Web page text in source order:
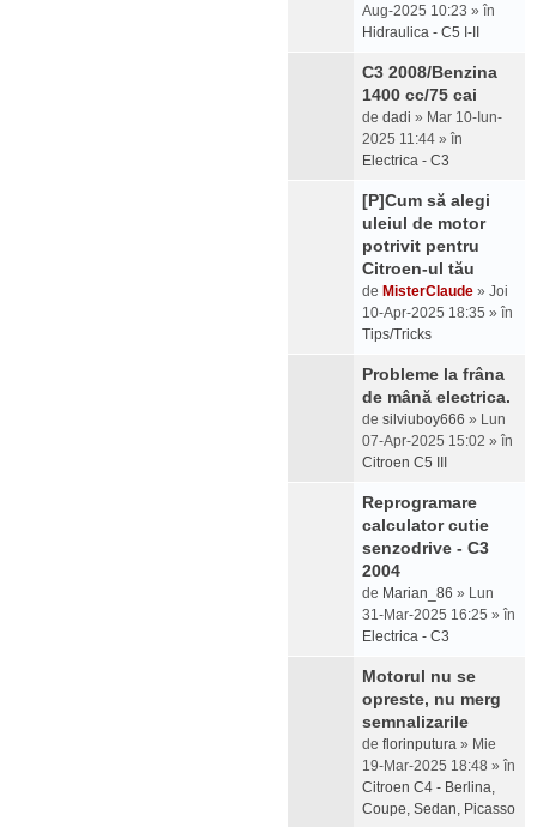
Aug-2025 10:23 » în
Hidraulica - C5 I-II
C3 2008/Benzina
1400 cc/75 cai
de dadi » Mar 10-Iun-
2025 11:44 » în
Electrica - C3
[P]Cum să alegi
uleiul de motor
potrivit pentru
Citroen-ul tău
de MisterClaude » Joi
10-Apr-2025 18:35 » în
Tips/Tricks
Probleme la frâna
de mână electrica.
de silviuboy666 » Lun
07-Apr-2025 15:02 » în
Citroen C5 III
Reprogramare
calculator cutie
senzodrive - C3
2004
de Marian_86 » Lun
31-Mar-2025 16:25 » în
Electrica - C3
Motorul nu se
opreste, nu merg
semnalizarile
de florinputura » Mie
19-Mar-2025 18:48 » în
Citroen C4 - Berlina,
Coupe, Sedan, Picasso